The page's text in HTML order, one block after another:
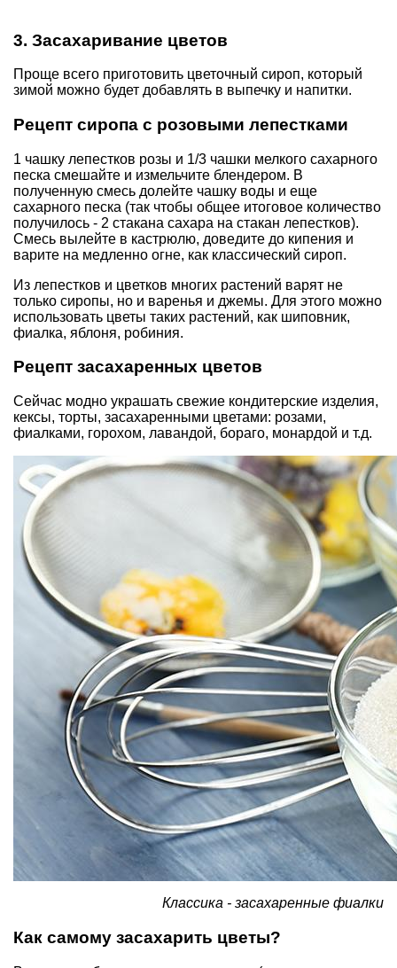
3. Засахаривание цветов
Проще всего приготовить цветочный сироп, который
зимой можно будет добавлять в выпечку и напитки.
Рецепт сиропа с розовыми лепестками
1 чашку лепестков розы и 1/3 чашки мелкого сахарного
песка смешайте и измельчите блендером. В
полученную смесь долейте чашку воды и еще
сахарного песка (так чтобы общее итоговое количество
получилось - 2 стакана сахара на стакан лепестков).
Смесь вылейте в кастрюлю, доведите до кипения и
варите на медленно огне, как классический сироп.
Из лепестков и цветков многих растений варят не
только сиропы, но и варенья и джемы. Для этого можно
использовать цветы таких растений, как шиповник,
фиалка, яблоня, робиния.
Рецепт засахаренных цветов
Сейчас модно украшать свежие кондитерские изделия,
кексы, торты, засахаренными цветами: розами,
фиалками, горохом, лавандой, бораго, монардой и т.д.
Классика - засахаренные фиалки
Как самому засахарить цветы?